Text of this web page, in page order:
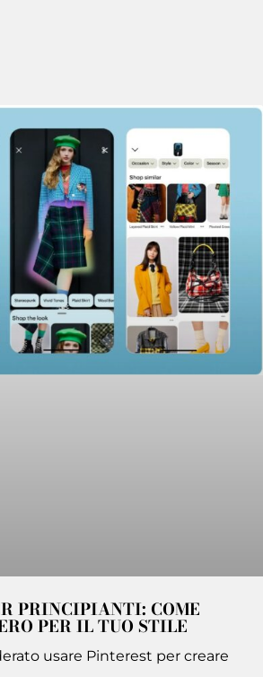
PRINCIPIANTI: COME
PER IL TUO STILE
usare Pinterest per creare